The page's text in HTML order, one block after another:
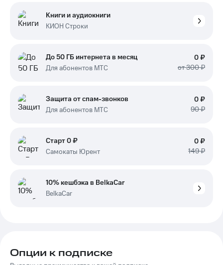
Книги и аудиокниги
КИОН Строки
До 50 ГБ интернета в месяц
Для абонентов МТС
0 ₽
от 300 ₽
Защита от спам-звонков
Для абонентов МТС
0 ₽
90 ₽
Старт 0 ₽
Самокаты Юрент
0 ₽
149 ₽
10% кешбэка в BelkaCar
BelkaCar
Опции к подписке